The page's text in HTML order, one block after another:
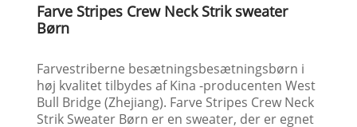
Farve Stripes Crew Neck Strik sweater
Børn
Farvestriberne besætningsbesætningsbørn i
høj kvalitet tilbydes af Kina -producenten West
Bull Bridge (Zhejiang). Farve Stripes Crew Neck
Strik Sweater Børn er en sweater, der er egnet